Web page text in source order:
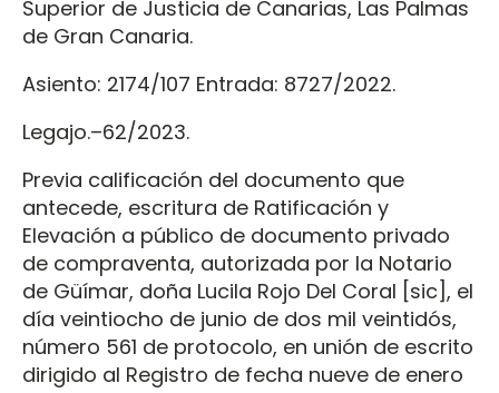
Superior de Justicia de Canarias, Las Palmas
de Gran Canaria.
Asiento: 2174/107 Entrada: 8727/2022.
Legajo.–62/2023.
Previa calificación del documento que
antecede, escritura de Ratificación y
Elevación a público de documento privado
de compraventa, autorizada por la Notario
de Güímar, doña Lucila Rojo Del Coral [sic], el
día veintiocho de junio de dos mil veintidós,
número 561 de protocolo, en unión de escrito
dirigido al Registro de fecha nueve de enero